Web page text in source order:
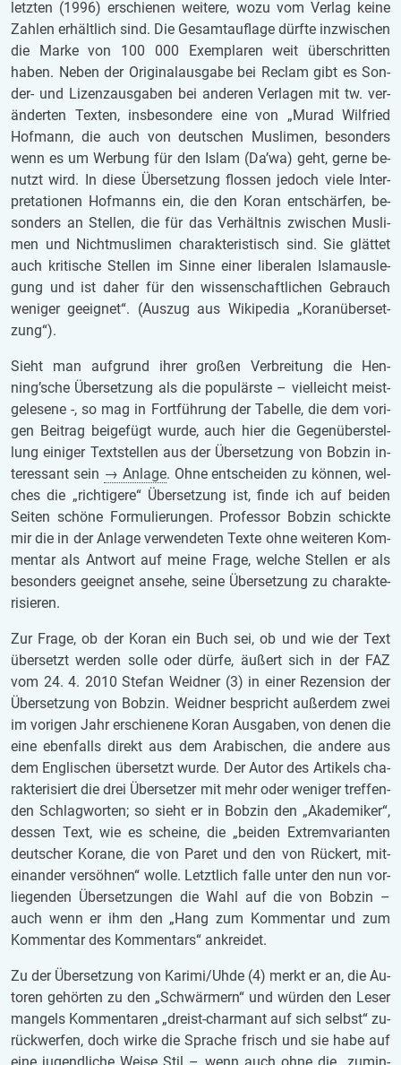
letz­ten (1996) er­schie­nen wei­te­re, wozu vom Ver­lag keine
Zah­len er­hält­lich sind. Die Ge­samt­auf­la­ge dürf­te in­zwi­schen
die Marke von 100 000 Ex­em­pla­ren weit über­schrit­ten
haben. Neben der Ori­gi­nal­aus­ga­be bei Re­clam gibt es Son­
der- und Li­zenz­aus­ga­ben bei an­de­ren Ver­la­gen mit tw. ver­
än­der­ten Tex­ten, ins­be­son­de­re eine von „Murad Wil­fried
Hof­mann, die auch von deut­schen Mus­li­men, be­son­ders
wenn es um Wer­bung für den Islam (Da’wa) geht, gerne be­
nutzt wird. In diese Über­set­zung flos­sen je­doch viele In­ter­
pre­ta­ti­o­nen Hof­manns ein, die den Koran ent­schär­fen, be­
son­ders an Stel­len, die für das Ver­hält­nis zwi­schen Mus­li­
men und Nicht­mus­li­men cha­rak­te­ris­tisch sind. Sie glät­tet
auch kri­ti­sche Stel­len im Sinne einer li­be­ra­len Is­lamaus­le­
gung und ist daher für den wis­sen­schaft­li­chen Ge­brauch
we­ni­ger ge­eig­net“. (Aus­zug aus Wi­ki­pe­dia „Ko­ran­über­set­
zung“).
Sieht man auf­grund ihrer gro­ßen Ver­brei­tung die Hen­
ning’sche Über­set­zung als die po­pu­lärs­te – viel­leicht meist­
ge­le­se­ne -, so mag in Fort­füh­rung der Ta­bel­le, die dem vo­ri­
gen Bei­trag bei­gefügt wurde, auch hier die Ge­gen­über­stel­
lung ei­ni­ger Text­stel­len aus der Über­set­zung von Bob­zin in­
ter­es­sant sein → An­la­ge. Ohne ent­schei­den zu kön­nen, wel­
ches die „rich­ti­ge­re“ Über­set­zung ist, finde ich auf bei­den
Sei­ten schö­ne For­mu­lie­run­gen. Pro­fes­sor Bob­zin schick­te
mir die in der An­la­ge ver­wen­de­ten Texte ohne wei­te­ren Kom­
men­tar als Ant­wort auf meine Frage, wel­che Stel­len er als
be­son­ders ge­eig­net an­se­he, seine Über­set­zung zu cha­rak­te­
ri­sie­ren.
Zur Frage, ob der Koran ein Buch sei, ob und wie der Text
über­setzt wer­den solle oder dürfe, äu­ßert sich in der FAZ
vom 24. 4. 2010 Ste­fan Weid­ner (3) in einer Re­zen­si­on der
Über­set­zung von Bob­zin. Weid­ner be­spricht au­ßer­dem zwei
im vo­ri­gen Jahr er­schie­ne­ne Koran Aus­ga­ben, von denen die
eine eben­falls di­rekt aus dem Ara­bi­schen, die an­de­re aus
dem Eng­li­schen über­setzt wurde. Der Autor des Ar­ti­kels cha­
rak­te­ri­siert die drei Über­set­zer mit mehr oder we­ni­ger tref­fen­
den Schlag­wor­ten; so sieht er in Bob­zin den „Aka­de­mi­ker“,
des­sen Text, wie es schei­ne, die „bei­den Ex­trem­va­ri­an­ten
deut­scher Ko­ra­ne, die von Paret und den von Rück­ert, mit­
ein­an­der ver­söh­nen“ wolle. Letzt­lich falle unter den nun vor­
lie­gen­den Über­set­zun­gen die Wahl auf die von Bob­zin –
auch wenn er ihm den „Hang zum Kom­men­tar und zum
Kom­men­tar des Kom­men­tars“ an­krei­det.
Zu der Über­set­zung von Ka­ri­mi/Uhde (4) merkt er an, die Au­
toren ge­hör­ten zu den „Schwär­mern“ und wür­den den Leser
man­gels Kom­men­ta­ren „dreist-char­mant auf sich selbst“ zu­
rück­wer­fen, doch wirke die Spra­che frisch und sie habe auf